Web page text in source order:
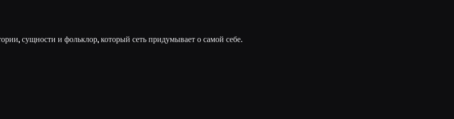
сущности и фольклор, который сеть придумывает о самой себе.